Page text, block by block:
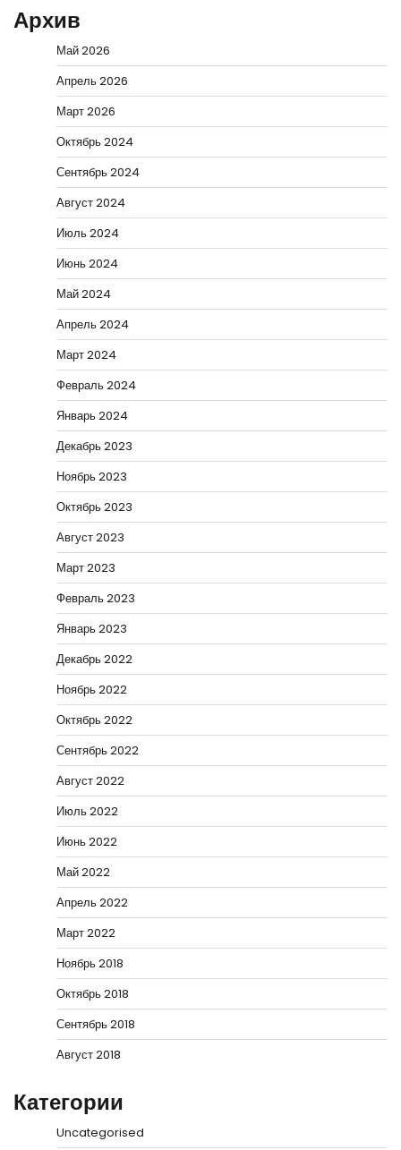
Архив
Май 2026
Апрель 2026
Март 2026
Октябрь 2024
Сентябрь 2024
Август 2024
Июль 2024
Июнь 2024
Май 2024
Апрель 2024
Март 2024
Февраль 2024
Январь 2024
Декабрь 2023
Ноябрь 2023
Октябрь 2023
Август 2023
Март 2023
Февраль 2023
Январь 2023
Декабрь 2022
Ноябрь 2022
Октябрь 2022
Сентябрь 2022
Август 2022
Июль 2022
Июнь 2022
Май 2022
Апрель 2022
Март 2022
Ноябрь 2018
Октябрь 2018
Сентябрь 2018
Август 2018
Категории
Uncategorised